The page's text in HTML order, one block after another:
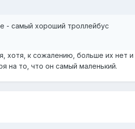
- самый хороший троллейбус
хотя, к сожалению, больше их нет
на то, что он самый маленький.